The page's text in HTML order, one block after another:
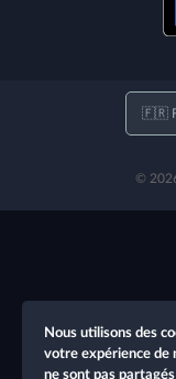
©
Nous utilisons des
votre expérience de
ne sont pas